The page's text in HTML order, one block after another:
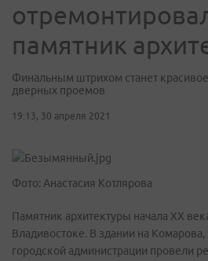
памятник
Финальным штрихом станет
дверных проемов
19:13, 30 апреля 2021
Фото: Анастасия Котлярова
Памятник архитектуры начала XX
Владивостоке. В здании на
городской администрации провели